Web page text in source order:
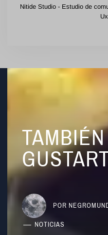
Nitide Studio - Estudio de
POR
NOTICIAS